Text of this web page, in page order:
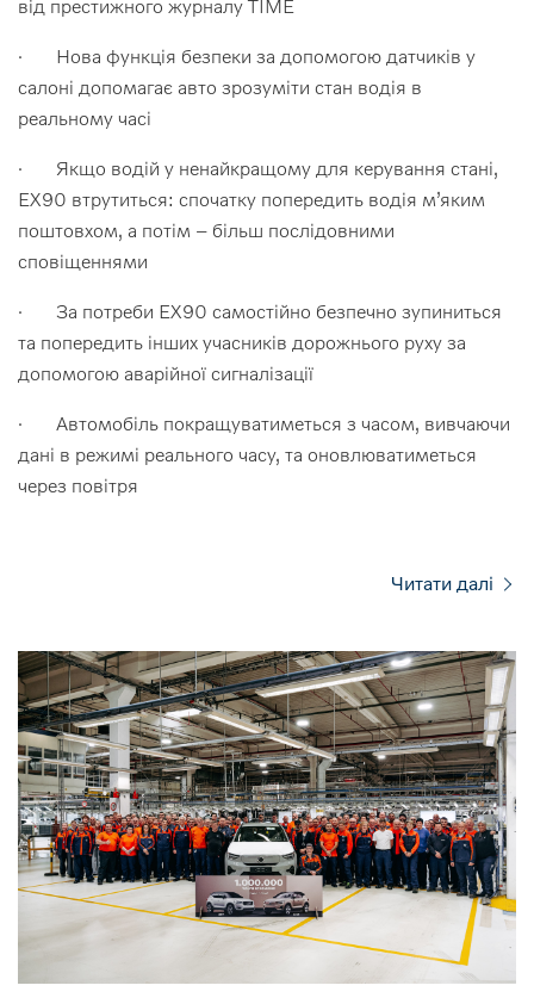
від престижного журналу TIME
· Нова функція безпеки за допомогою датчиків у
салоні допомагає авто зрозуміти стан водія в
реальному часі
· Якщо водій у ненайкращому для керування стані,
EX90 втрутиться: спочатку попередить водія м’яким
поштовхом, а потім – більш послідовними
сповіщеннями
· За потреби EX90 самостійно безпечно зупиниться
та попередить інших учасників дорожнього руху за
допомогою аварійної сигналізації
· Автомобіль покращуватиметься з часом, вивчаючи
дані в режимі реального часу, та оновлюватиметься
через повітря
Читати далі